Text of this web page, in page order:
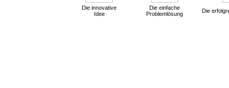
Die innovative
Idee
Die einfache
Problemlösung
Die